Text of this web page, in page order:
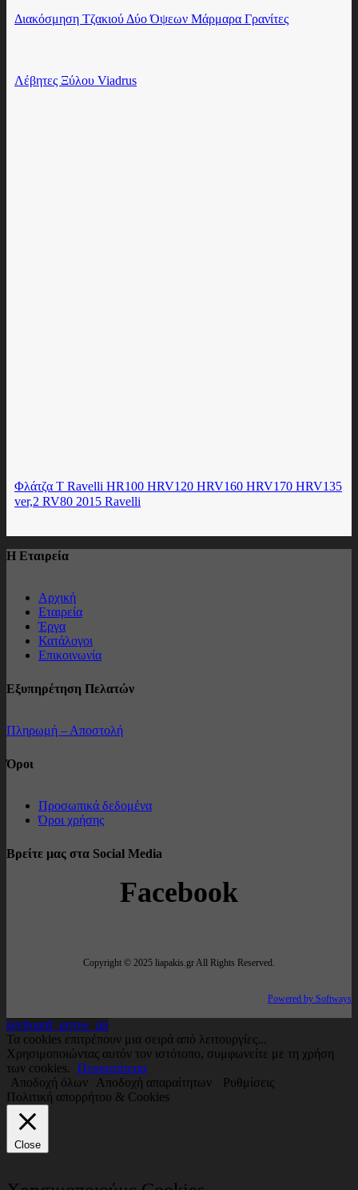
Διακόσμηση Τζακιού Δύο Όψεων Μάρμαρα Γρανίτες
Λέβητες Ξύλου Viadrus
Φλάτζα Τ Ravelli HR100 HRV120 HRV160 HRV170 HRV135
ver,2 RV80 2015 Ravelli
Η Εταιρεία
Αρχική
Εταιρεία
Έργα
Κατάλογοι
Επικοινωνία
Εξυπηρέτηση Πελατών
Πληρωμή – Αποστολή
Όροι
Προσωπικά δεδομένα
Όροι χρήσης
Βρείτε μας στα Social Media
Facebook
Copyright © 2025 liapakis.gr All Rights Reserved.
Powered by Softways
keyboard_arrow_up
Τα cookies επιτρέπουν μια σειρά από λειτουργίες...
Χρησιμοποιώντας αυτόν τον ιστότοπο, συμφωνείτε με τη χρήση
των cookies. Περισσότερα
Αποδοχή όλων
Αποδοχή απαραίτητων
Ρυθμίσεις
Πολιτική απορρήτου & Cookies
Close